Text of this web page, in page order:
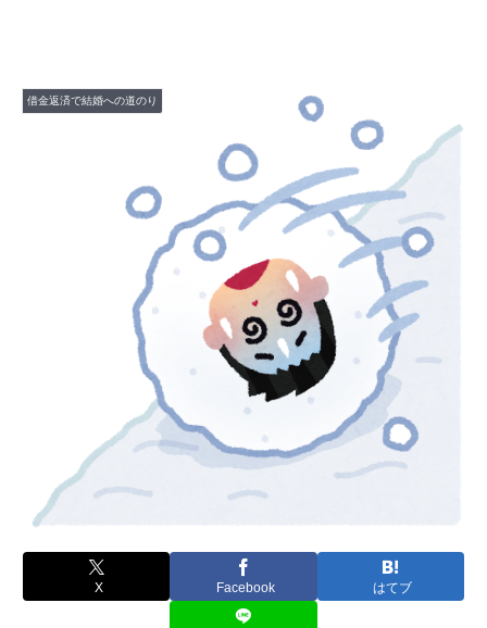
借金返済で結婚への道のり
X Facebook はてブ